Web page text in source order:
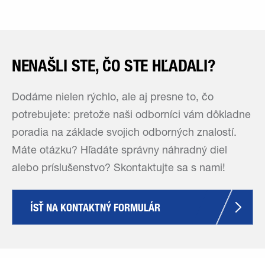
NENAŠLI STE, ČO STE HĽADALI?
Dodáme nielen rýchlo, ale aj presne to, čo
potrebujete: pretože naši odborníci vám dôkladne
poradia na základe svojich odborných znalostí.
Máte otázku? Hľadáte správny náhradný diel
alebo príslušenstvo? Skontaktujte sa s nami!
ÍSŤ NA KONTAKTNÝ FORMULÁR